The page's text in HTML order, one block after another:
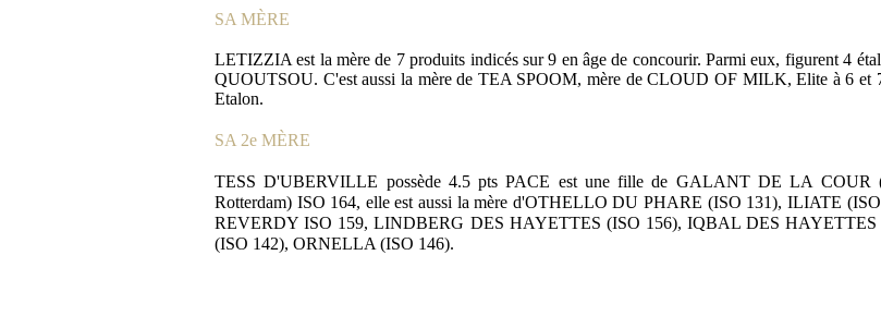
SA MÈRE
LETIZZIA est la mère de 7 produits indicés sur 9 en âge de concourir. Parmi eux, figurent 4
QUOUTSOU. C'est aussi la mère de TEA SPOOM, mère de CLOUD OF MILK, Elite à 6 et
Etalon.
SA 2e MÈRE
TESS D'UBERVILLE possède 4.5 pts PACE est une fille de GALANT DE LA
Rotterdam) ISO 164, elle est aussi la mère d'OTHELLO DU PHARE (ISO 131), ILIATE
REVERDY ISO 159, LINDBERG DES HAYETTES (ISO 156), IQBAL DES
(ISO 142), ORNELLA (ISO 146).